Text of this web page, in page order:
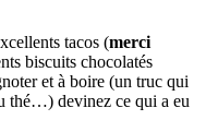
tacos (merci
biscuits chocolatés
et à boire (un truc qui
thé…) devinez ce qui a eu